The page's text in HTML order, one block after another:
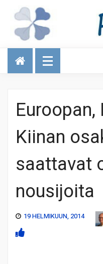
Talous
Kiinan
saattavat
nousijoita
19 HELMIKUUN, 2014